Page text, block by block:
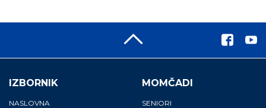
IZBORNIK
NASLOVNA
MOMČADI
SENIORI